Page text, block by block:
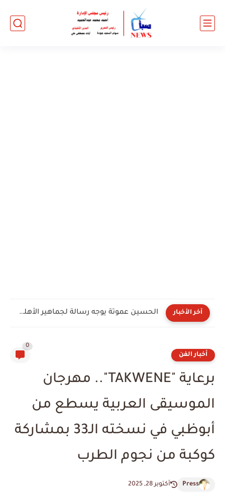
آخر الأخبار الحسين عموتة يوجه رسالة لجماهير الأهلي بعد توليه القيادة...
أخبار الفن
0
برعاية "TAKWENE".. مهرجان
الموسيقى العربية يسطع من
أبوظبي في نسخته الـ33 بمشاركة
كوكبة من نجوم الطرب
Press أكتوبر 28, 2025